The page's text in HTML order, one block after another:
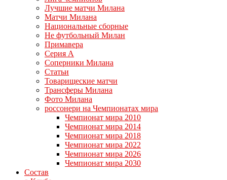
Лучшие матчи Милана
Матчи Милана
Национальные сборные
Не футбольный Милан
Примавера
Серия А
Соперники Милана
Статьи
Товарищеские матчи
Трансферы Милана
Фото Милана
россонери на Чемпионатах мира
Чемпионат мира 2010
Чемпионат мира 2014
Чемпионат мира 2018
Чемпионат мира 2022
Чемпионат мира 2026
Чемпионат мира 2030
Состав